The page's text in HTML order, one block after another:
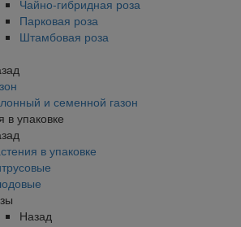
Чайно-гибридная роза
Парковая роза
Штамбовая роза
и семенной газон
в упаковке
в упаковке
Назад